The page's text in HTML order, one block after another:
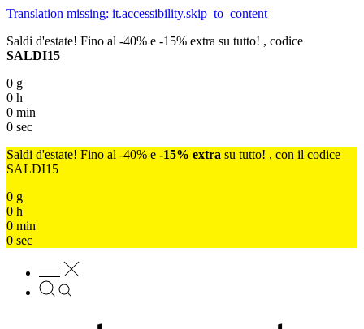
Translation missing: it.accessibility.skip_to_content
Saldi d'estate! Fino al -40% e -15% extra su tutto! , codice
SALDI15
0 g
0 h
0 min
0 sec
Saldi d'estate! Fino al -40% e -15% extra su tutto! , con il codice
SALDI15
0 g
0 h
0 min
0 sec